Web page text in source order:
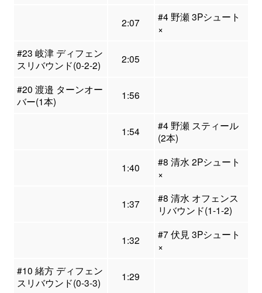
2:07
#4 野瀬 3Pシュート
×
#23 岐津 ディフェン
スリバウンド(0-2-2)
2:05
#20 渡邉 ターンオー
バー(1本)
1:56
1:54
#4 野瀬 スティール
(2本)
1:40
#8 清水 2Pシュート
×
1:37
#8 清水 オフェンス
リバウンド(1-1-2)
1:32
#7 伏見 3Pシュート
×
#10 緒方 ディフェン
スリバウンド(0-3-3)
1:29